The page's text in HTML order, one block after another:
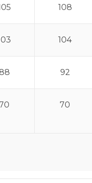
108
104
92
70